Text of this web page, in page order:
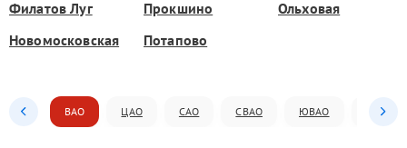
Филатов Луг Прокшино
Ольховая
Новомосковская
Потапово
ВАО ЦАО САО СВАО ЮВАО ЮАО